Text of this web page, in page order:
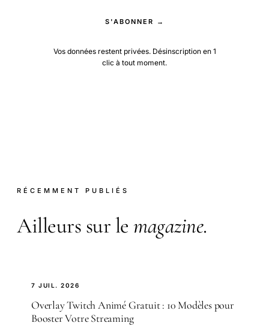
S'ABONNER →
Vos données restent privées. Désinscription en 1
clic à tout moment.
RÉCEMMENT PUBLIÉS
Ailleurs sur le magazine.
7 JUIL. 2026
Overlay Twitch Animé Gratuit : 10 Modèles pour
Booster Votre Streaming